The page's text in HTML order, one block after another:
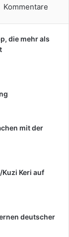
Kommentare
die mehr als
mit der
Kuzi Keri auf
deutscher